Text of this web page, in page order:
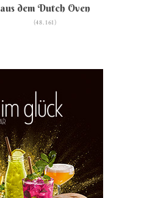
aus dem Dutch Oven
(48.161)